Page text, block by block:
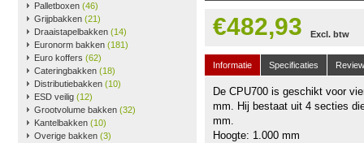
Palletboxen (46)
Grijpbakken (21)
Draaistapelbakken (14)
Euronorm bakken (181)
Euro koffers (62)
Cateringbakken (18)
Distributiebakken (10)
ESD veilig (12)
Grootvolume bakken (32)
Kantelbakken (10)
Overige bakken (3)
€482,93 Excl. btw
Informatie Specificaties
De CPU700 is geschikt voor
mm. Hij bestaat uit 4 secties
mm.
Hoogte: 1.000 mm